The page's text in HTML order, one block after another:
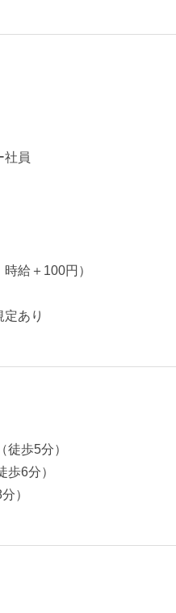
社員
給＋100円）
あり
歩5分）
6分）
）